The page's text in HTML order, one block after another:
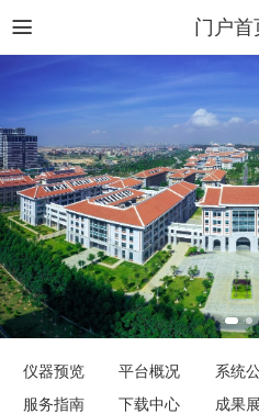
门户首
仪器预览 平台概况 系统
服务指南
下载中心 成果